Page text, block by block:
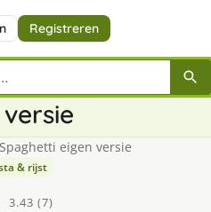
Registreren
Spaghetti eigen versie
& rijst
3.43 (7)